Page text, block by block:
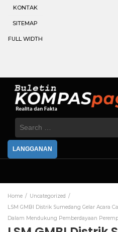
KONTAK
SITEMAP
FULL WIDTH
Search
LANGGANAN
Home
Uncategorized
LSM GMBI Distrik Sumedang Gelar Acara
Dalam Mendukung Pemberdayaan